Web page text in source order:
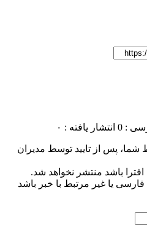
: 0 انتشار یافته : ۰
پس از تایید توسط مدیران
باشد منتشر نخواهد شد.
فارسی یا غیر مرتبط با خبر باشد